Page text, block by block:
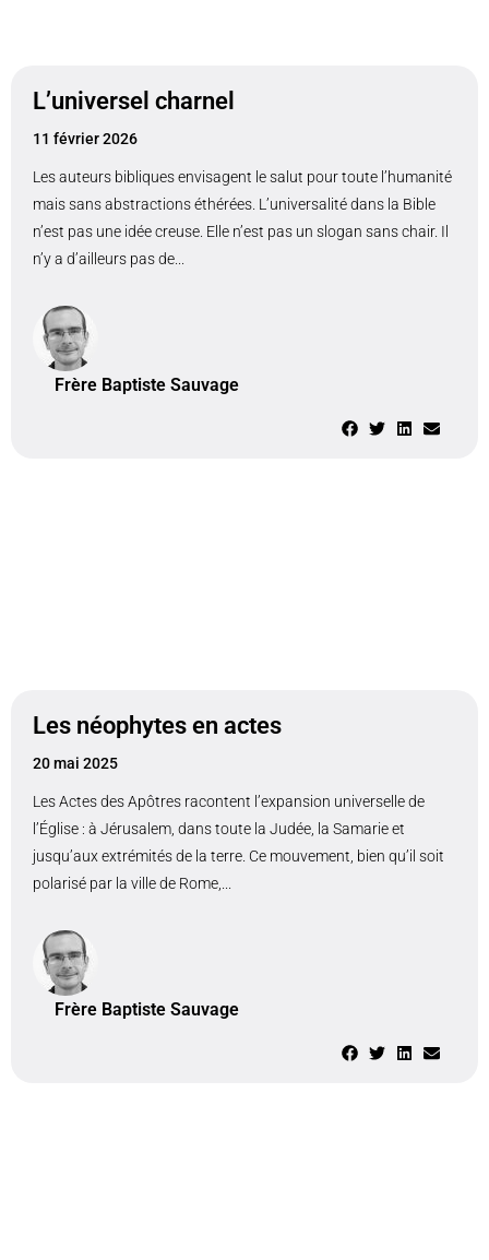
L’universel charnel
11 février 2026
Les auteurs bibliques envisagent le salut pour toute l’humanité
mais sans abstractions éthérées. L’universalité dans la Bible
n’est pas une idée creuse. Elle n’est pas un slogan sans chair. Il
n’y a d’ailleurs pas de...
Frère Baptiste Sauvage
Les néophytes en actes
20 mai 2025
Les Actes des Apôtres racontent l’expansion universelle de
l’Église : à Jérusalem, dans toute la Judée, la Samarie et
jusqu’aux extrémités de la terre. Ce mouvement, bien qu’il soit
polarisé par la ville de Rome,...
Frère Baptiste Sauvage